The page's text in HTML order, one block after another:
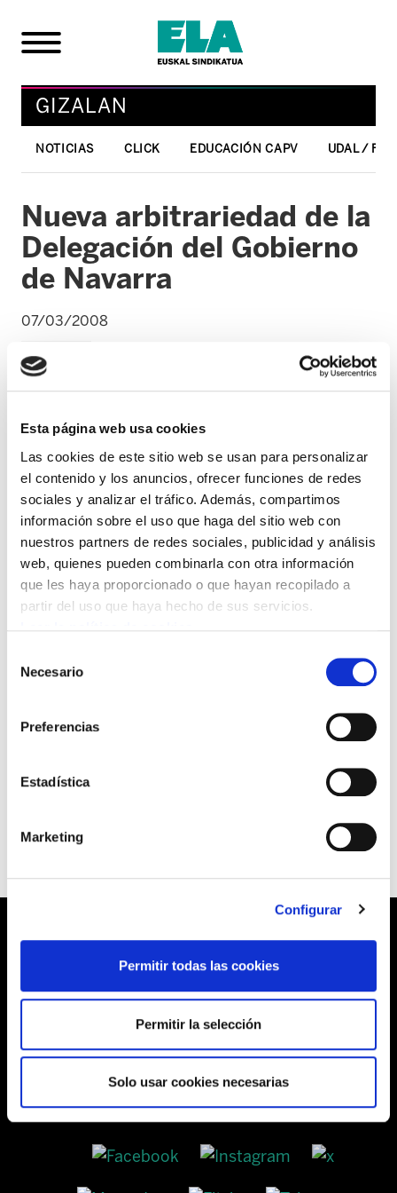
Esta página web usa cookies
Las cookies de este sitio web se usan para personalizar
el contenido y los anuncios, ofrecer funciones de redes
sociales y analizar el tráfico. Además, compartimos
información sobre el uso que haga del sitio web con
nuestros partners de redes sociales, publicidad y análisis
web, quienes pueden combinarla con otra información
que les haya proporcionado o que hayan recopilado a
partir del uso que haya hecho de sus servicios.
Necesario
Preferencias
Estadística
Marketing
Configurar
Permitir todas las cookies
Permitir la selección
Solo usar cookies necesarias
GIZALAN
NOTICIAS CLICK EDUCACIÓN CAPV UDAL /
Nueva arbitrariedad de la
Delegación del Gobierno
de Navarra
07/03/2008
GIZALAN
Para ELA la prohibición de la mani-
organizaciones sociales y movi-mientos
feministas en Iruñea para conmemorar
mañana, 8 de Marzo el Día de la Mujer es
una arbitrariedad, carente de sentido y
justificación.
Según ELA, la decisión de la Delegación del
Gobierno de Navarra de impedir la
ya que las reivindicaciones a favor de los
los intereses particulares y no están sujetos a
estrategias partidistas, como se ha puesto de
manifiesto en anteriores celebraciones de esta
jornada.
Tel:944 03 77 00